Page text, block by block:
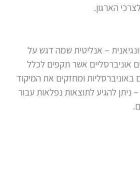
הארגון.
– אנליטית שמה דגש על
אוניברסליים אשר תקפים לכלל
ומחזקים את המיקוד
ניתן להגיע לתוצאות נפלאות עבור